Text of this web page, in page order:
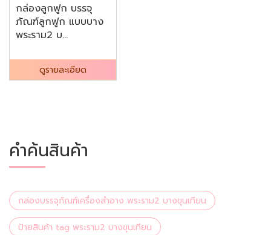
กล่องลูกฟูก บรรจุ
ภัณฑ์ลูกฟูก แบบบาง
พระราม2 บ...
ดูรายละเอียด
คำค้นสินค้า
กล่องบรรจุภัณฑ์เครื่องสำอาง พระราม2 บางขุนเทียน
ป้ายสินค้า tag พระราม2 บางขุนเทียน